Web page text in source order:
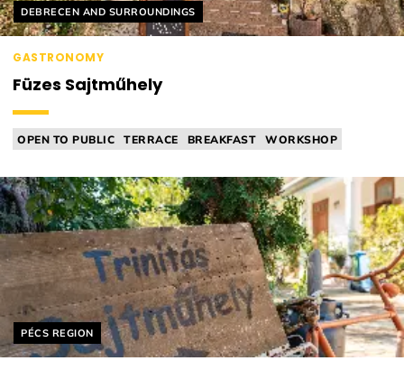
Helyszín címkék:
DEBRECEN AND SURROUNDINGS
GASTRONOMY
Füzes Sajtműhely
OPEN TO PUBLIC TERRACE BREAKFAST
WORKSHOP
Helyszín címkék:
PÉCS REGION